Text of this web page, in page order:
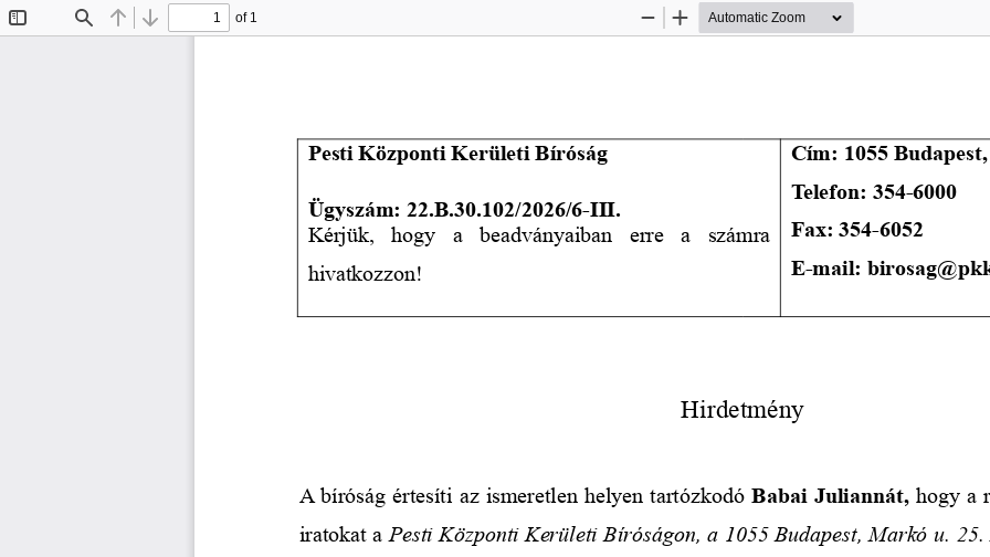
Find Previous
Next
of 1
Zoom
Zoom
Pesti Központi Kerületi Bíróság
Ügyszám: 22.B.30.102/2026/6-III.
Kérjük,   hogy   a   beadványaiban   erre   a   számra
hivatkozzon!
Cím: 1055
Telefon: 354-6000
Fax: 354-6052
E-mail:
Hirdetmény
A bíróság értesíti az ismeretlen helyen tartózkodó Babai Juliannát, hogy a
iratokat a Pesti Központi Kerületi Bíróságon, a 1055 Budapest, Markó u. 25.